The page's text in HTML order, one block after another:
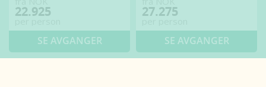
22.925
SE AVGANGER
27.275
SE AVGANGER